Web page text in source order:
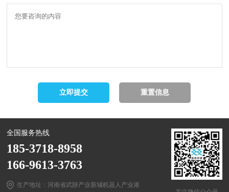
全国服务热线
185-3718-8958
166-9613-3763
生产地址：河南省武陟产业新城机器人产业港